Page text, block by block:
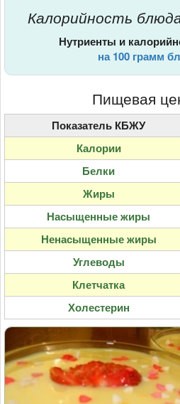
Калорийность
Нутриенты и
на 100 грамм
Пищевая
Показатель КБЖУ
Калории
Белки
Жиры
Насыщенные жиры
Ненасыщенные жиры
Углеводы
Клетчатка
Холестерин